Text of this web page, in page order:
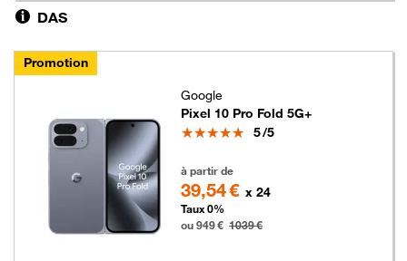
DAS
Promotion
Google
Pixel 10 Pro Fold 5G+
Note
5/5
à partir de
39,54 € x 24
Taux 0%
ou 949 € 1039 €